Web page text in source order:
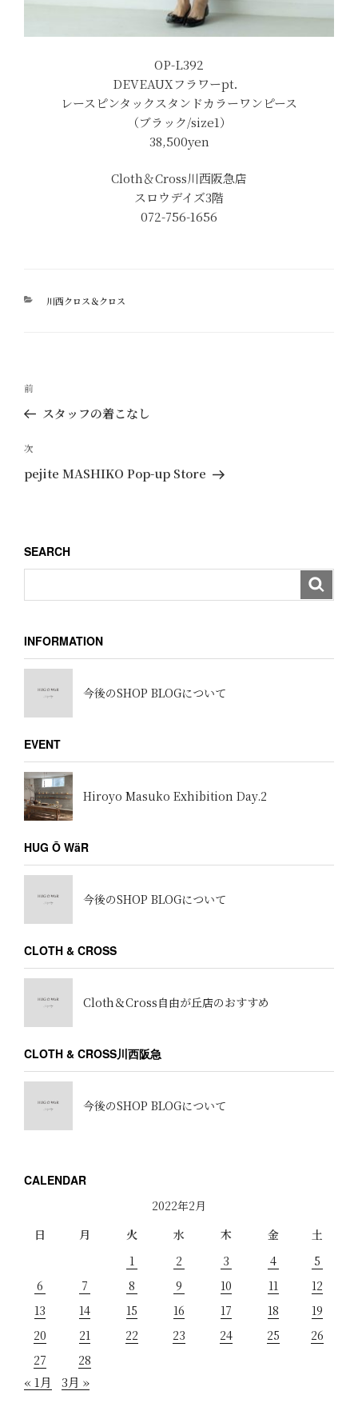
OP-L392
DEVEAUXフラワーpt．
レースピンタックスタンドカラーワンピース
（ブラック/size1）
38,500yen
Cloth＆Cross川西阪急店
スロウデイズ3階
072-756-1656
カ
川西クロス＆クロス
投
稿
ナ
ビ
ゲ
ン
過
去
投
前
スタッフの着こなし
次
の
次
pejite MASHIKO Pop-up Store
SEARCH
INFORMATION
今後のSHOP BLOGについて
EVENT
Hiroyo Masuko Exhibition Day.2
HUG Ō WäR
今後のSHOP BLOGについて
CLOTH & CROSS
Cloth＆Cross自由が丘店のおすすめ
CLOTH & CROSS川西阪急
今後のSHOP BLOGについて
CALENDAR
2022年2月
日
月 火 水 木 金
土
1
2 3 4
5
6
7 8 9 10 11
12
13
14 15 16 17 18
19
20
21 22 23 24 25
26
27
28
« 1月 3月 »